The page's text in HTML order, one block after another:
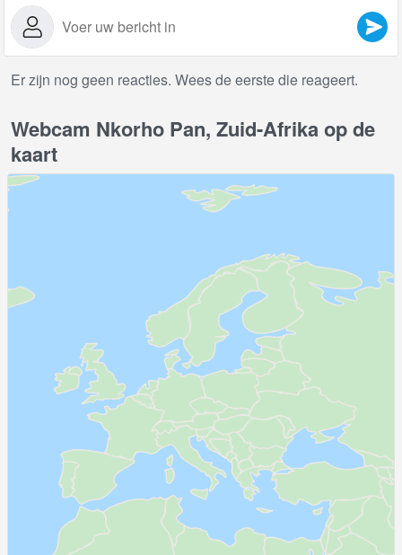
Er zijn nog geen reacties. Wees de eerste die reageert.
Webcam Nkorho Pan, Zuid-Afrika op de
kaart